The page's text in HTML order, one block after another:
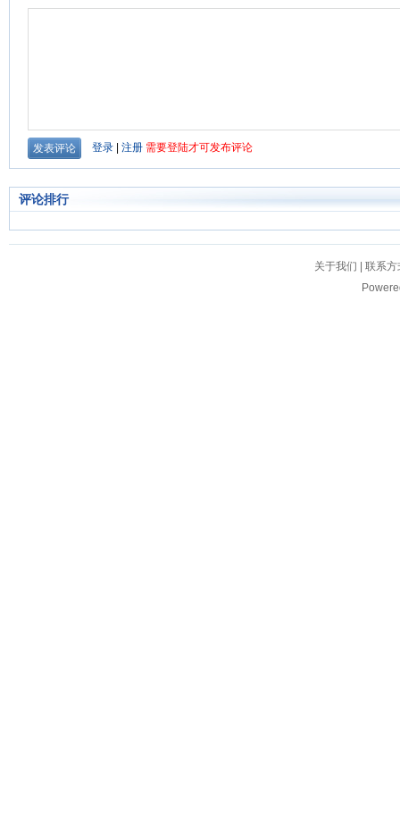
评论排行
关于我们
联系方